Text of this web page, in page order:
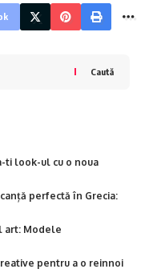
Caută
ti look-ul cu o noua
perfectă în Grecia:
art: Modele
pentru a o reinnoi